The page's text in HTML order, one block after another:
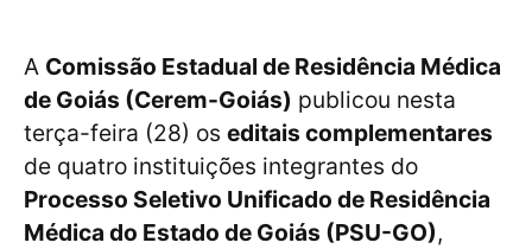
A Comissão Estadual de Residência Médica
de Goiás (Cerem-Goiás) publicou nesta
terça-feira (28) os editais complementares
de quatro instituições integrantes do
Processo Seletivo Unificado de Residência
Médica do Estado de Goiás (PSU-GO),